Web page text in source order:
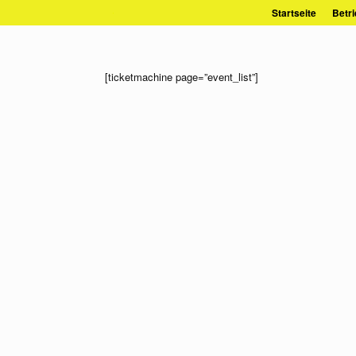
Inhalt
Startseite
[ticketmachine page=”event_list”]